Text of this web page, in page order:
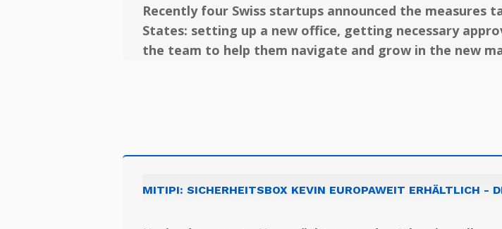
Recently four Swiss startups announced the
States: setting up a new office, getting necessary
the team to help them navigate and grow in the new
MITIPI: SICHERHEITSBOX KEVIN EUROPAWEIT ERHÄLTLICH -